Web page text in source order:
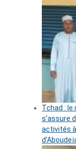
Tchad : le
s’assure
activités